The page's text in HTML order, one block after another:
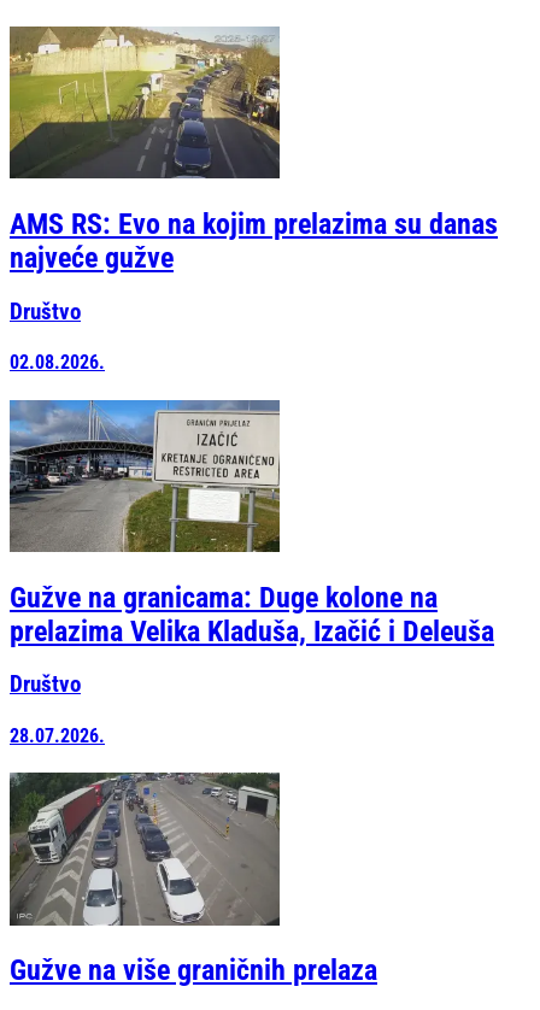
AMS RS: Evo na kojim prelazima su danas
najveće gužve
Društvo
02.08.2026.
Gužve na granicama: Duge kolone na
prelazima Velika Kladuša, Izačić i Deleuša
Društvo
28.07.2026.
Gužve na više graničnih prelaza